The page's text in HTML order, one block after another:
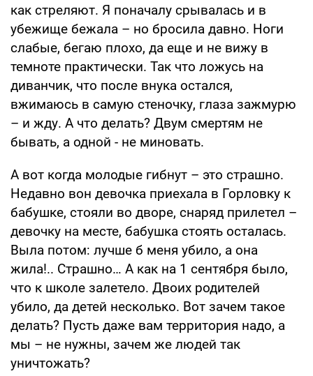
как стреляют. Я поначалу срывалась и в
убежище бежала – но бросила давно. Ноги
слабые, бегаю плохо, да еще и не вижу в
темноте практически. Так что ложусь на
диванчик, что после внука остался,
вжимаюсь в самую стеночку, глаза зажмурю
– и жду. А что делать? Двум смертям не
бывать, а одной - не миновать.
А вот когда молодые гибнут – это страшно.
Недавно вон девочка приехала в Горловку к
бабушке, стояли во дворе, снаряд прилетел –
девочку на месте, бабушка стоять осталась.
Выла потом: лучше б меня убило, а она
жила!.. Страшно… А как на 1 сентября было,
что к школе залетело. Двоих родителей
убило, да детей несколько. Вот зачем такое
делать? Пусть даже вам территория надо, а
мы – не нужны, зачем же людей так
уничтожать?